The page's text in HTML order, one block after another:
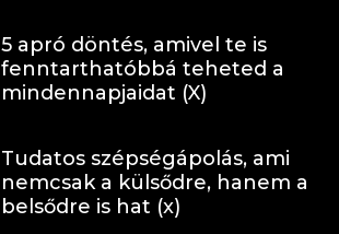
5 apró döntés, amivel te is
fenntarthatóbbá teheted a
mindennapjaidat (X)
Tudatos szépségápolás, ami
nemcsak a külsődre, hanem a
belsődre is hat (x)